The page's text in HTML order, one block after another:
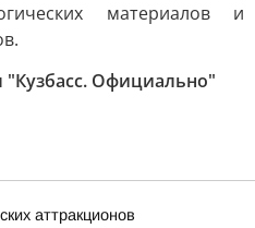
материалов и
"Кузбасс. Официально"
аттракционов